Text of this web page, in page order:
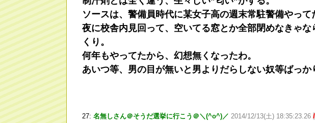
ソースは、警備員時代に某女子高の週末常駐警備やって
夜に校舎内見回って、空いてる窓とか全部閉めなきゃ
くり。
何年もやってたから、幻想無くなったわ。
あいつ等、男の目が無いと男よりだらしない奴等ばっか
27: 名無しさん＠そうだ選挙に行こう＠＼(^o^)／ 2014/12/13(土) 18:35:23.26